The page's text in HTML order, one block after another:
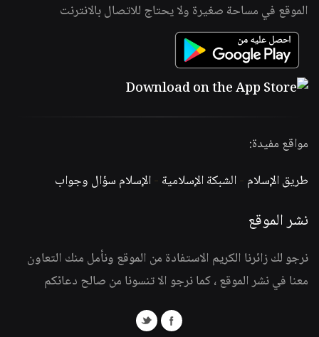
الموقع في مساحة صغيرة ولا يحتاج للاتصال بالانترنت
مواقع مفيدة:
طريق الإسلام -الشبكة الإسلامية -الإسلام سؤال وجواب
نشر الموقع
نرجو لك زائرنا الكريم الاستفادة من الموقع ونأمل منك التعاون
معنا في نشر الموقع ، كما نرجو الا تنسونا من صالح دعائكم